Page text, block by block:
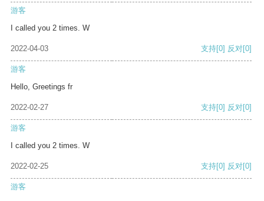
游客
I called you 2 times. W
2022-04-03 支持[0] 反对[0]
游客
Hello, Greetings fr
2022-02-27 支持[0] 反对[0]
游客
I called you 2 times. W
2022-02-25 支持[0] 反对[0]
游客